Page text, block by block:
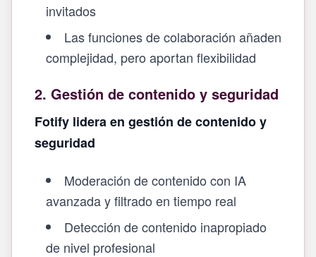
invitados
Las funciones de colaboración añaden
complejidad, pero aportan flexibilidad
2. Gestión de contenido y seguridad
Fotify lidera en gestión de contenido y
seguridad
Moderación de contenido con IA
avanzada y filtrado en tiempo real
Detección de contenido inapropiado
de nivel profesional